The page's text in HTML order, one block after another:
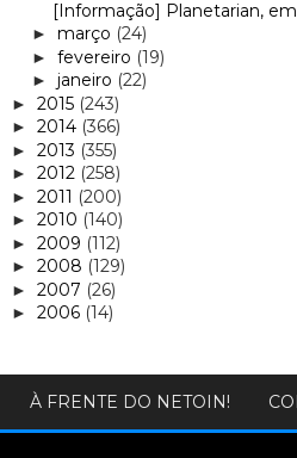
[Informação] Planetarian,
► março (24)
► fevereiro (19)
► janeiro (22)
► 2015 (243)
► 2014 (366)
► 2013 (355)
► 2012 (258)
► 2011 (200)
► 2010 (140)
► 2009 (112)
► 2008 (129)
► 2007 (26)
► 2006 (14)
À FRENTE DO NETOIN!